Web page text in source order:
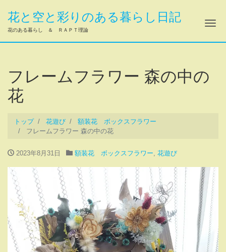
花と空と彩りのある暮らし日記
花のある暮らし ＆ ＲＡＰＴ理論 ナ
フレームフラワー 森の中の
花
トップ 花遊び
額装花 ボックスフラワー
フレームフラワー 森の中の花
2023年8月31日 額装花 ボックスフラワー, 花遊び